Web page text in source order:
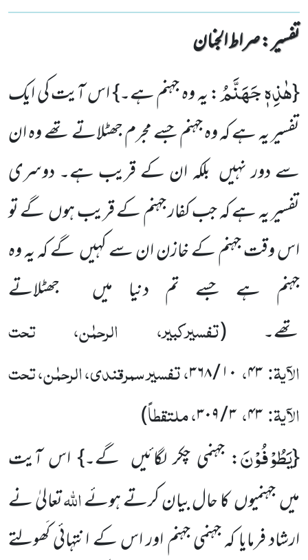
تفسیر : ‎صراط الجنان
{هٰذِهٖ جَهَنَّمُ: یہ وہ جہنم ہے۔} اس آیت کی ایک
تفسیر یہ ہے کہ وہ جہنم جسے مجرم جھٹلاتے تھے وہ ان
سے دور نہیں بلکہ ان کے قریب ہے۔ دوسری
تفسیر یہ ہے کہ جب کفار جہنم کے قریب ہوں گے تو
اس وقت جہنم کے خازن ان سے کہیں گے کہ یہ وہ
جہنم ہے جسے تم دنیا میں جھٹلاتے
تھے۔ (تفسیرکبیر، الرحمٰن، تحت
الآیۃ:۴۳، ۱۰ / ۳۶۸
، تفسیر سمرقندی، الرحمٰن، تحت
الآیۃ:۴۳،۳ / ۳۰۹ ، ملتقطاً)
{یَطُوْفُوْنَ: جہنمی چکر لگائیں گے۔} اس آیت
میں جہنمیوں کا حال بیان کرتے ہوئےاللہتعالیٰ نے
ارشاد فرمایا کہ جہنمی جہنم اور اس کے انتہائی کَھولتے